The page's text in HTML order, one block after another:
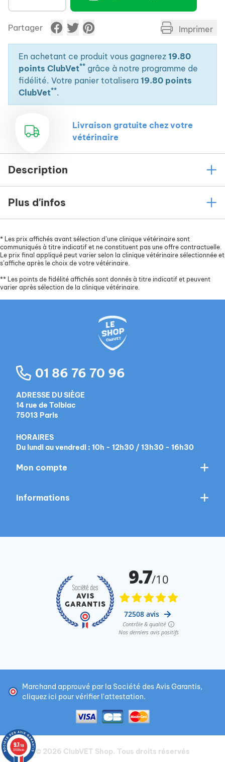
Partager Imprimer
En achetant ce produit vous gagnerez 19.80
points ClubVet** grâce à notre programme de
fidélité. Votre panier totalisera 19.80 points
ClubVet**.
Livraison gratuite chez votre
vétérinaire
Description
Plus d'infos
* Les prix affichés avant sélection d’une clinique vétérinaire sont
communiqués à titre indicatif et ne constituent pas une offre contractuelle.
Le prix final appliqué peut varier selon la clinique vétérinaire sélectionnée et
s’affiche après le choix de votre vétérinaire.
** Les points de fidélité affichés sont donnés à titre indicatif et peuvent
varier après sélection de la clinique vétérinaire.
01 86 76 70 96
ADRESSE DU SIÈGE
14 rue de Tolbiac
75013 Paris
HORAIRES
Du lundi au vendredi : 10h - 12h30 / 13h30 - 16h30
Mon compte
Informations
Marchand approuvé par la Société des Avis Garantis,
cliquez ici pour vérifier l'attestation.
© 2026 ClubVET Shop. Tous droits réservés
9.7/10
72508 avis